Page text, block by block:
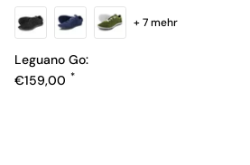
Leguano Go:
Normaler Preis
€159,00
+ 7 mehr